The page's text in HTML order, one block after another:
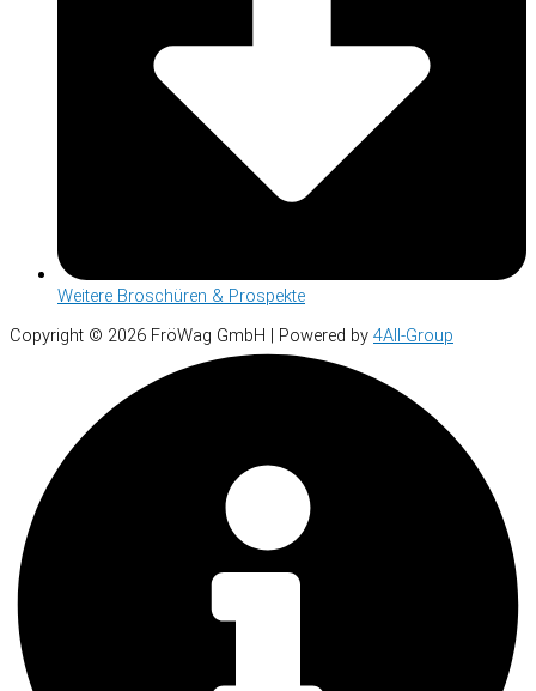
Weitere Broschüren & Prospekte
Copyright © 2026 FröWag GmbH | Powered by 4All-Group